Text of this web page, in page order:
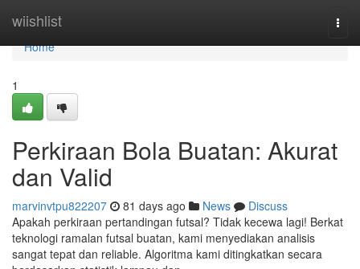
wiishlist
Home
Home
1
Perkiraan Bola Buatan: Akurat
dan Valid
marvinvtpu822207 81 days ago News
Discuss
Apakah perkiraan pertandingan futsal? Tidak kecewa lagi! Berkat
teknologi ramalan futsal buatan, kami menyediakan analisis
sangat tepat dan reliable. Algoritma kami ditingkatkan secara